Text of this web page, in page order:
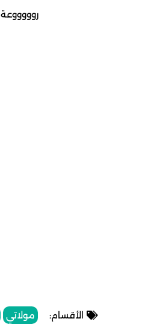
روووووعة
الأقسام: مولاتي